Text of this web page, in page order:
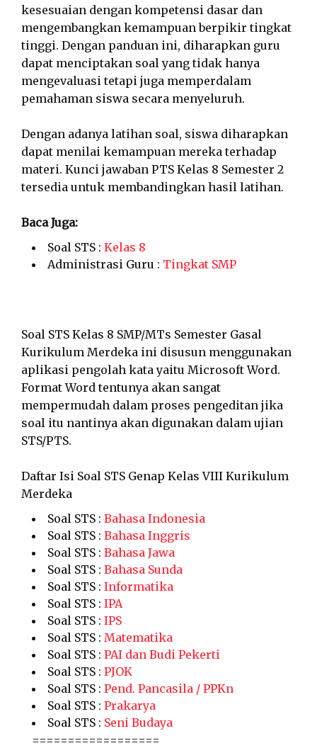
kesesuaian dengan kompetensi dasar dan
mengembangkan kemampuan berpikir tingkat
tinggi. Dengan panduan ini, diharapkan guru
dapat menciptakan soal yang tidak hanya
mengevaluasi tetapi juga memperdalam
pemahaman siswa secara menyeluruh.
Dengan adanya latihan soal, siswa diharapkan
dapat menilai kemampuan mereka terhadap
materi. Kunci jawaban PTS Kelas 8 Semester 2
tersedia untuk membandingkan hasil latihan.
Baca Juga:
Soal STS : Kelas 8
Administrasi Guru : Tingkat SMP
Soal STS Kelas 8 SMP/MTs Semester Gasal
Kurikulum Merdeka ini disusun menggunakan
aplikasi pengolah kata yaitu Microsoft Word.
Format Word tentunya akan sangat
mempermudah dalam proses pengeditan jika
soal itu nantinya akan digunakan dalam ujian
STS/PTS.
Daftar Isi Soal STS Genap Kelas VIII Kurikulum
Merdeka
Soal STS : Bahasa Indonesia
Soal STS : Bahasa Inggris
Soal STS : Bahasa Jawa
Soal STS : Bahasa Sunda
Soal STS : Informatika
Soal STS : IPA
Soal STS : IPS
Soal STS : Matematika
Soal STS : PAI dan Budi Pekerti
Soal STS : PJOK
Soal STS : Pend. Pancasila / PPKn
Soal STS : Prakarya
Soal STS : Seni Budaya
==================